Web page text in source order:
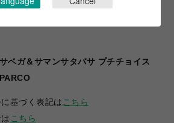
ベガ＆サマンサタバサ プチチョイス
基づく表記は こちら
こちら